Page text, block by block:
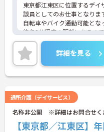
東京都江東区に位置するデイ
談員としてのお仕事となりま
自転車やバイク通勤可能とな
徒歩8分程度の距離にあるの
りません◎週3日～日勤のみ
のご都合に合わせた働き方が
ご興味ある方は面接ポイント
お気軽にお問い合わせくだ
詳細を見る
通所介護（デイサービス）
名称非公開 ※詳細はお問合せく
【東京都／江東区】